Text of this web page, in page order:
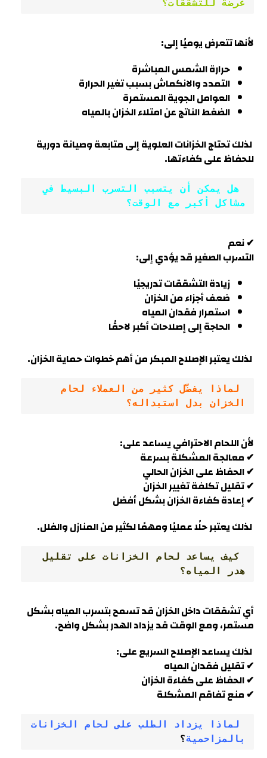
عرضة للتشققات؟
لأنها تتعرض يوميًا إلى:
حرارة الشمس المباشرة
التمدد والانكماش بسبب تغير الحرارة
العوامل الجوية المستمرة
الضغط الناتج عن امتلاء الخزان بالمياه
لذلك تحتاج الخزانات العلوية إلى متابعة وصيانة دورية
للحفاظ على كفاءتها.
هل يمكن أن يتسبب التسرب البسيط في
مشاكل أكبر مع الوقت؟
✔ نعم
التسرب الصغير قد يؤدي إلى:
زيادة التشققات تدريجيًا
ضعف أجزاء من الخزان
استمرار فقدان المياه
الحاجة إلى إصلاحات أكبر لاحقًا
لذلك يعتبر الإصلاح المبكر من أهم خطوات حماية الخزان.
الخزان بدل استبداله؟
لأن اللحام الاحترافي يساعد على:
✔ معالجة المشكلة بسرعة
✔ الحفاظ على الخزان الحالي
✔ تقليل تكلفة تغيير الخزان
✔ إعادة كفاءة الخزان بشكل أفضل
لذلك يعتبر حلًا عمليًا ومهمًا لكثير من المنازل والفلل.
كيف يساعد لحام الخزانات على تقليل
هدر المياه؟
أي تشققات داخل الخزان قد تسمح بتسرب المياه بشكل
مستمر، ومع الوقت قد يزداد الهدر بشكل واضح.
لذلك يساعد الإصلاح السريع على:
✔ تقليل فقدان المياه
✔ الحفاظ على كفاءة الخزان
✔ منع تفاقم المشكلة
بالمزاحمية؟